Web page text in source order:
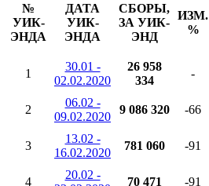
№
УИК-
ЭНДА
ДАТА
УИК-
ЭНДА
СБОРЫ,
ЗА УИК-
ЭНД
ИЗМ.
%
1
30.01 -
02.02.2020
26 958
334
-
2
06.02 -
09.02.2020
9 086 320 -66
3
13.02 -
16.02.2020
781 060 -91
4
20.02 -
70 471 -91